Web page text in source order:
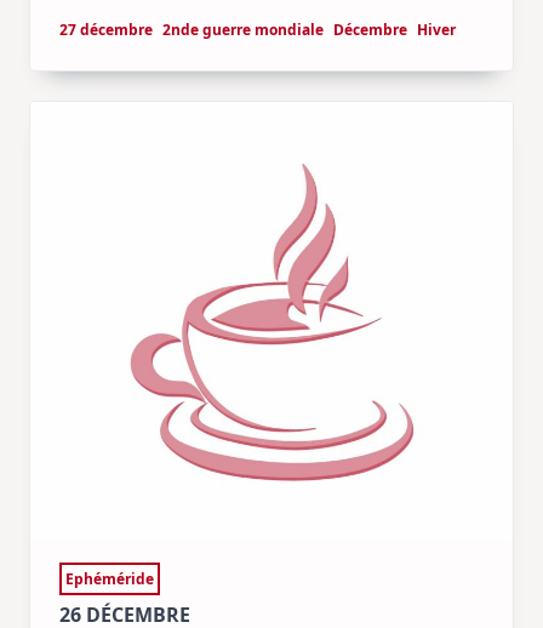
27 décembre 2nde guerre mondiale Décembre Hiver
Ephéméride
26 DÉCEMBRE